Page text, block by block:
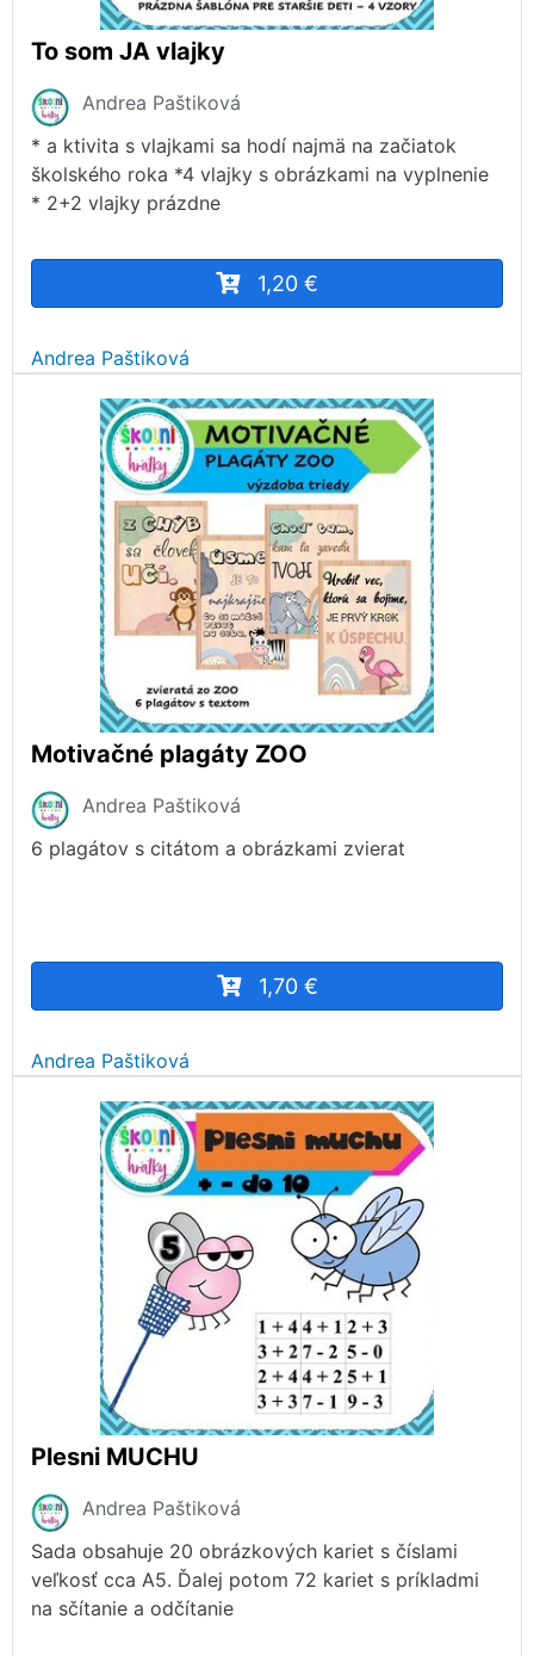
To som JA vlajky
Andrea Paštiková
* a ktivita s vlajkami sa hodí najmä na začiatok
školského roka *4 vlajky s obrázkami na vyplnenie
* 2+2 vlajky prázdne
1,20 €
Andrea Paštiková
Motivačné plagáty ZOO
Andrea Paštiková
6 plagátov s citátom a obrázkami zvierat
1,70 €
Andrea Paštiková
Plesni MUCHU
Andrea Paštiková
Sada obsahuje 20 obrázkových kariet s číslami
veľkosť cca A5. Ďalej potom 72 kariet s príkladmi
na sčítanie a odčítanie